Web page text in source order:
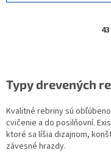
43
Typy drevených
Kvalitné rebriny sú
cvičenie a do posilňovní.
ktoré sa líšia dizajnom,
závesné hrazdy.